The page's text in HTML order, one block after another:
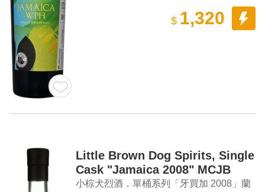
$ 1,320
Little Brown Dog Spirits, Single
Cask "Jamaica 2008" MCJB
Jamaican Rum
小棕犬烈酒．單桶系列「牙買加 2008」蘭